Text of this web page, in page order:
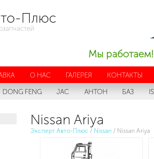
Плюс
Мы работаем!
О НАС ГАЛЕРЕЯ КОНТАКТЫ
DONG FENG JAC АНТОН БАЗ
Nissan Ariya
Эксперт Авто-Плюс / Nissan / Nissan Ariya